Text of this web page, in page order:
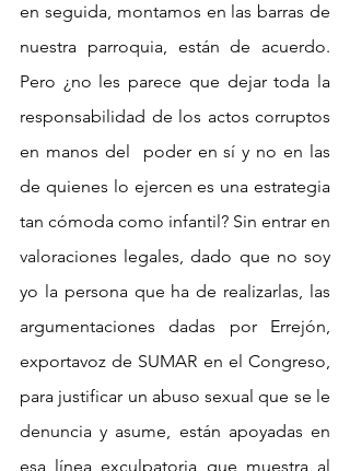
en seguida, montamos en las barras de
nuestra parroquia, están de acuerdo.
Pero ¿no les parece que dejar toda la
responsabilidad de los actos corruptos
en manos del  poder en sí y no en las
de quienes lo ejercen es una estrategia
tan cómoda como infantil? Sin entrar en
valoraciones legales, dado que no soy
yo la persona que ha de realizarlas, las
argumentaciones dadas por Errejón,
exportavoz de SUMAR en el Congreso,
para justificar un abuso sexual que se le
denuncia y asume, están apoyadas en
esa línea exculpatoria que muestra al